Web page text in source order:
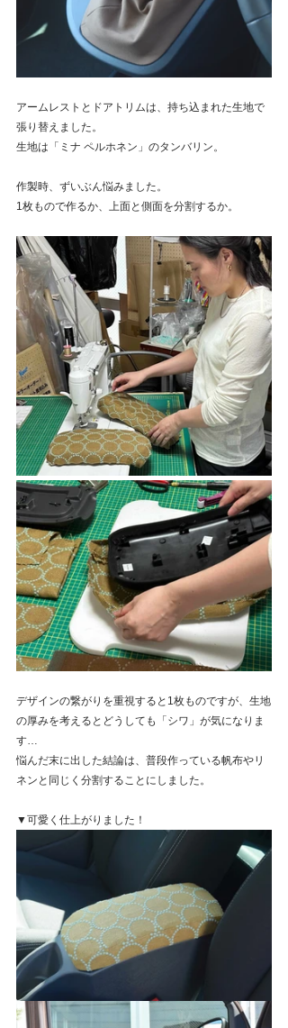
アームレストとドアトリムは、持ち込まれた生地で
張り替えました。
生地は「ミナ ペルホネン」のタンバリン。
作製時、ずいぶん悩みました。
1枚もので作るか、上面と側面を分割するか。
デザインの繋がりを重視すると1枚ものですが、生地
の厚みを考えるとどうしても「シワ」が気になりま
す…
悩んだ末に出した結論は、普段作っている帆布やリ
ネンと同じく分割することにしました。
▼可愛く仕上がりました！